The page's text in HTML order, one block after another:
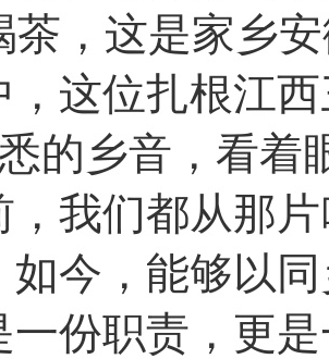
茶，这是家乡
，这位扎根江
的乡音，看着
，我们都从那
如今，能够以
一份职责，更